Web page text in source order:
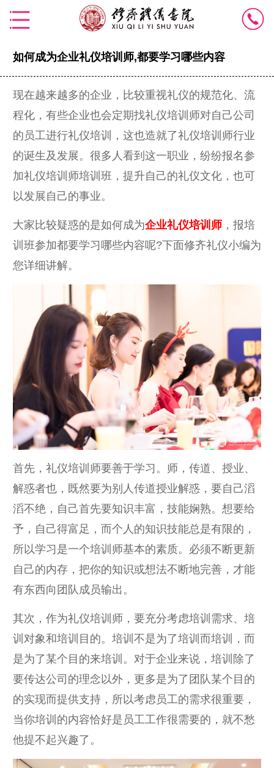
如何成为企业礼仪培训师,都要学习哪些内容
现在越来越多的企业，比较重视礼仪的规范化、流
程化，有些企业也会定期找礼仪培训师对自己公司
的员工进行礼仪培训，这也造就了礼仪培训师行业
的诞生及发展。很多人看到这一职业，纷纷报名参
加礼仪培训师培训班，提升自己的礼仪文化，也可
以发展自己的事业。
大家比较疑惑的是如何成为企业礼仪培训师 ，报培
训班参加都要学习哪些内容呢?下面修齐礼仪小编为
您详细讲解。
首先，礼仪培训师要善于学习。师，传道、授业、
解惑者也，既然要为别人传道授业解惑，要自己滔
滔不绝，自己首先要知识丰富，技能娴熟。想要给
予，自己得富足，而个人的知识技能总是有限的，
所以学习是一个培训师基本的素质。必须不断更新
自己的内存，把你的知识或想法不断地完善，才能
有东西向团队成员输出。
其次，作为礼仪培训师，要充分考虑培训需求、培
训对象和培训目的。培训不是为了培训而培训，而
是为了某个目的来培训。对于企业来说，培训除了
要传达公司的理念以外，更多是为了团队某个目的
的实现而提供支持，所以考虑员工的需求很重要，
当你培训的内容恰好是员工工作很需要的，就不愁
他提不起兴趣了。